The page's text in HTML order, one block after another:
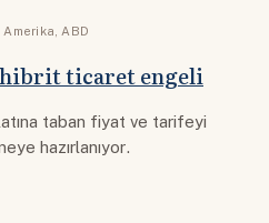
Amerika ABD
ticaret engeli
taban fiyat ve tarifeyi
hazırlanıyor.